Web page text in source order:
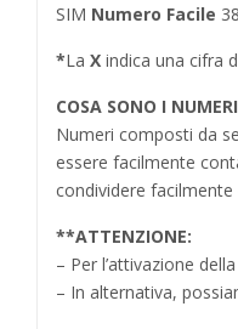
SIM Numero Facile 38
*La X indica una cifra
COSA SONO I
Numeri composti da
essere facilmente
condividere
**ATTENZIONE:
– Per l’attivazione
– In alternativa,